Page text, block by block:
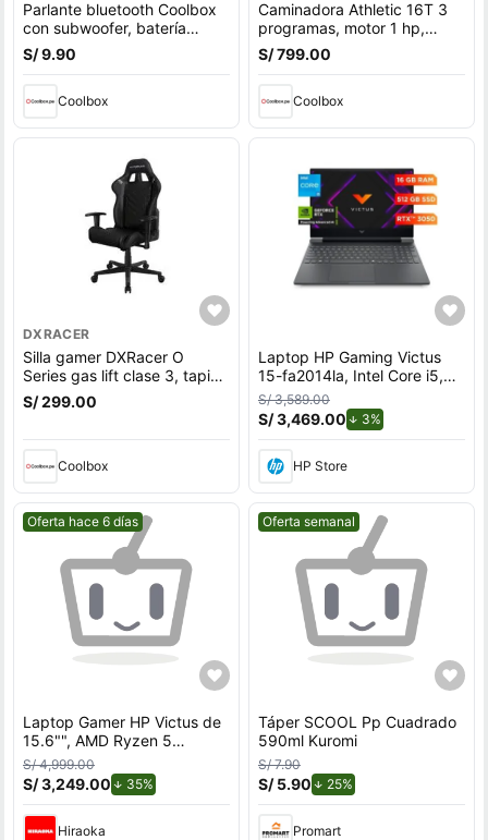
Parlante bluetooth Coolbox
con subwoofer, batería
recargable, guitar
S/ 9.90
Coolbox
Caminadora Athletic 16T 3
programas, motor 1 hp,
velocidad máx. 10 km, máx.
100 kg
S/ 799.00
Coolbox
DXRACER
Silla gamer DXRacer O
Series gas lift clase 3, tapiz
cuero pu, máx. 100 kg,
inclinación 90 - 135°, negro
S/ 299.00
Coolbox
Laptop HP Gaming Victus
15-fa2014la, Intel Core i5,
16 GB RAM, NVIDIA GeForce
RTX 3050, 512 GB SSD,
15.6"" FHD 144 Hz,
S/ 3,589.00
S/ 3,469.00 3%de descuento.
HP Store
Mejor precio.
Oferta hace 6 días
Laptop Gamer HP Victus de
15.6"", AMD Ryzen 5
7535HS, NVIDIA GeForce
RTX 3050, 12GB RAM, disco
sólido de 512GB, modelo 15-
fb3058la
S/ 4,999.00
S/ 3,249.00 35%
Hiraoka
Mejor precio.
Oferta semanal
Táper SCOOL Pp Cuadrado
590ml Kuromi
S/ 7.90
S/ 5.90 25%de descuento.
Promart